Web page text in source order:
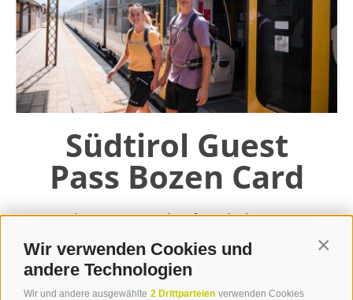
Wir verwenden Cookies und
andere Technologien
Wir und andere ausgewählte 2 Drittparteien verwenden Cookies
Südtirol Guest
Pass Bozen Card
Mit der Bozen Card auf Entdeckungstour
durch Südtirol: Günstig und bequem die
öffenlichen Verkehrsmittel nutzen und viele
weitere Vorteile genießen.